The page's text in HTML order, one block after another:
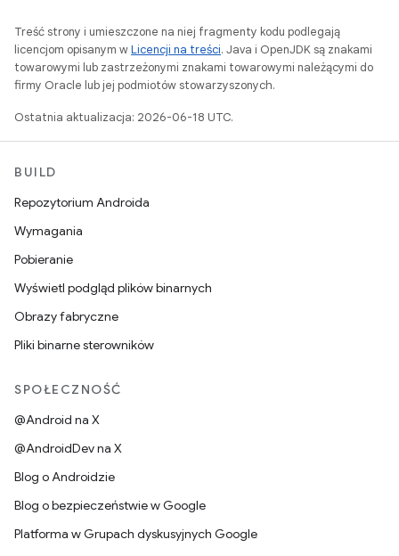
Treść strony i umieszczone na niej fragmenty kodu podlegają
licencjom opisanym wLicencji na treści. Java i OpenJDK są znakami
towarowymi lub zastrzeżonymi znakami towarowymi należącymi do
firmy Oracle lub jej podmiotów stowarzyszonych.
Ostatnia aktualizacja: 2026-06-18 UTC.
BUILD
Repozytorium Androida
Wymagania
Pobieranie
Wyświetl podgląd plików binarnych
Obrazy fabryczne
Pliki binarne sterowników
SPOŁECZNOŚĆ
@Android na X
@AndroidDev na X
Blog o Androidzie
Blog o bezpieczeństwie w Google
Platforma w Grupach dyskusyjnych Google